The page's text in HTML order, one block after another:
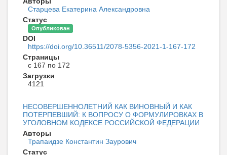
Старцева Екатерина Александровна
Статус
Опубликован
DOI
https://doi.org/10.36511/2078-5356-2021-1-167-172
Страницы
с 167 по 172
Загрузки
4121
НЕСОВЕРШЕННОЛЕТНИЙ КАК ВИНОВНЫЙ И КАК
ПОТЕРПЕВШИЙ: К ВОПРОСУ О ФОРМУЛИРОВКАХ В
УГОЛОВНОМ КОДЕКСЕ РОССИЙСКОЙ ФЕДЕРАЦИИ
Авторы
Трапаидзе Константин Заурович
Статус